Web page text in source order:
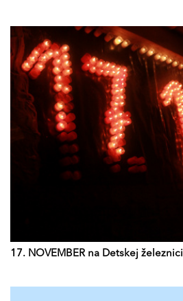
17. NOVEMBER na Detskej železnici